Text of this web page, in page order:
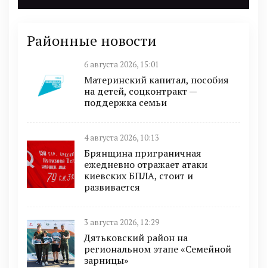
Районные новости
6 августа 2026, 15:01
Материнский капитал, пособия
на детей, соцконтракт —
поддержка семьи
4 августа 2026, 10:13
Брянщина приграничная
ежедневно отражает атаки
киевских БПЛА, стоит и
развивается
3 августа 2026, 12:29
Дятьковский район на
региональном этапе «Семейной
зарницы»